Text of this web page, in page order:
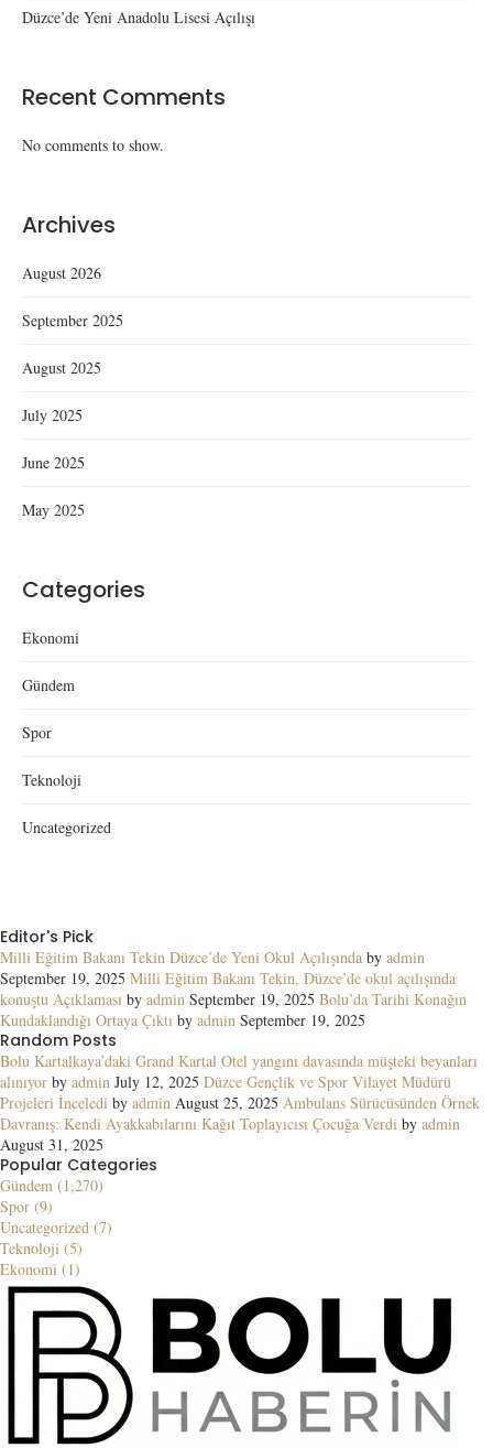
Düzce’de Yeni Anadolu Lisesi Açılışı
Recent Comments
No comments to show.
Archives
August 2026
September 2025
August 2025
July 2025
June 2025
May 2025
Categories
Ekonomi
Gündem
Spor
Teknoloji
Uncategorized
Editor's Pick
Milli Eğitim Bakanı Tekin Düzce’de Yeni Okul Açılışında by admin
September 19, 2025 Milli Eğitim Bakanı Tekin, Düzce’de okul açılışında
konuştu Açıklaması by admin September 19, 2025 Bolu’da Tarihi Konağın
Kundaklandığı Ortaya Çıktı by admin September 19, 2025
Random Posts
Bolu Kartalkaya’daki Grand Kartal Otel yangını davasında müşteki beyanları
alınıyor by admin July 12, 2025 Düzce Gençlik ve Spor Vilayet Müdürü
Projeleri İnceledi by admin August 25, 2025 Ambulans Sürücüsünden Örnek
Davranış: Kendi Ayakkabılarını Kağıt Toplayıcısı Çocuğa Verdi by admin
August 31, 2025
Popular Categories
Gündem (1,270)
Spor (9)
Uncategorized (7)
Teknoloji (5)
Ekonomi (1)